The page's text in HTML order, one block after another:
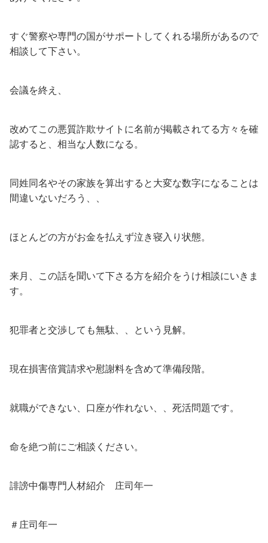
すぐ警察や専門の国がサポートしてくれる場所があるので
相談して下さい。
会議を終え、
改めてこの悪質詐欺サイトに名前が掲載されてる方々を確
認すると、相当な人数になる。
同姓同名やその家族を算出すると大変な数字になることは
間違いないだろう、、
ほとんどの方がお金を払えず泣き寝入り状態。
来月、この話を聞いて下さる方を紹介をうけ相談にいきま
す。
犯罪者と交渉しても無駄、、という見解。
現在損害倍賞請求や慰謝料を含めて準備段階。
就職ができない、口座が作れない、、死活問題です。
命を絶つ前にご相談ください。
誹謗中傷専門人材紹介 庄司年一
＃庄司年一